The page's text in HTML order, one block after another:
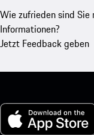
Wie zufrieden sind
Informationen?
Jetzt Feedback geben